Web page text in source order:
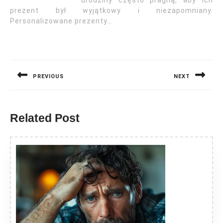
prezent był wyjątkowy i niezapomniany.
Personalizowane prezenty…
PREVIOUS NEXT
Related Post